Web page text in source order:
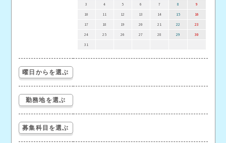
3
4 5 6 7 8
9
10
11 12 13 14 15
16
17
18 19 20 21 22
23
24
25 26 27 28 29
30
31
曜日からを選ぶ
勤務地を選ぶ
募集科目を選ぶ